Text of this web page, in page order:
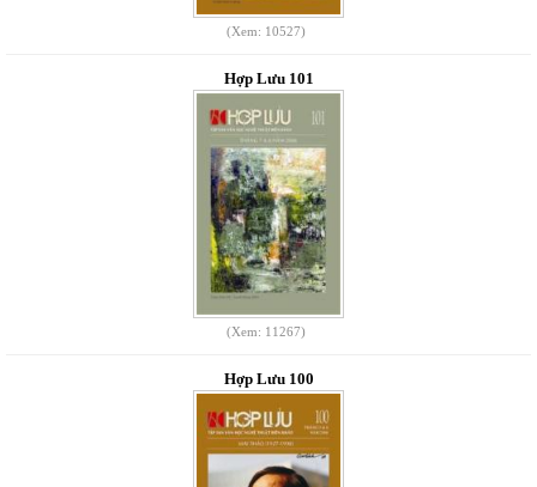
(Xem: 10527)
Hợp Lưu 101
(Xem: 11267)
Hợp Lưu 100